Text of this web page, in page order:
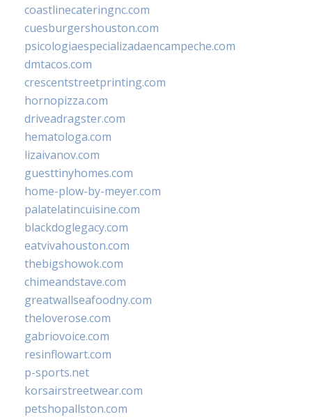
coastlinecateringnc.com
cuesburgershouston.com
psicologiaespecializadaencampeche.com
dmtacos.com
crescentstreetprinting.com
hornopizza.com
driveadragster.com
hematologa.com
lizaivanov.com
guesttinyhomes.com
home-plow-by-meyer.com
palatelatincuisine.com
blackdoglegacy.com
eatvivahouston.com
thebigshowok.com
chimeandstave.com
greatwallseafoodny.com
theloverose.com
gabriovoice.com
resinflowart.com
p-sports.net
korsairstreetwear.com
petshopallston.com